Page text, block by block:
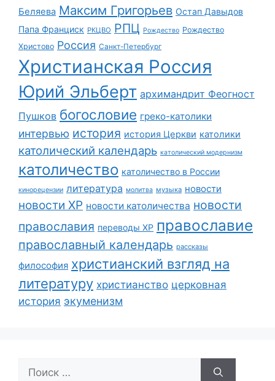
Беляева Максим Григорьев Остап Давыдов
Папа Франциск РКЦВО РПЦ Рождество Рождество
Христово Россия Санкт-Петербург
Христианская Россия
Юрий Эльберт архимандрит Феогност
Пушков богословие греко-католики
интервью история история Церкви католики
католический календарь католический модернизм
католичество католичество в России
кинорецензии литература молитва музыка новости
новости ХР новости католичества новости
православия переводы ХР православие
православный календарь рассказы
философия христианский взгляд на
литературу христианство церковная
история экуменизм